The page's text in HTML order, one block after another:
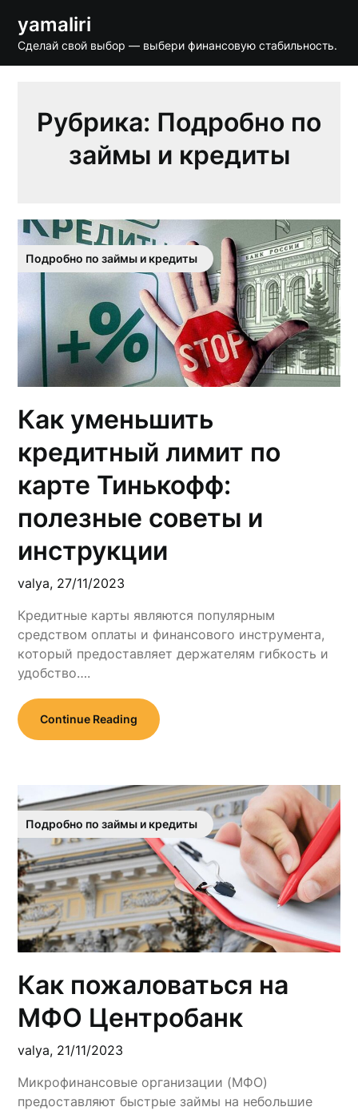
content
yamaliri
Сделай свой выбор — выбери финансовую стабильность.
Рубрика: Подробно по
займы и кредиты
Подробно по займы и кредиты
Как уменьшить
кредитный лимит по
карте Тинькофф:
полезные советы и
инструкции
valya, 27/11/2023
Кредитные карты являются популярным
средством оплаты и финансового инструмента,
который предоставляет держателям гибкость и
удобство….
Continue Reading
Подробно по займы и кредиты
Как пожаловаться на
МФО Центробанк
valya, 21/11/2023
Микрофинансовые организации (МФО)
предоставляют быстрые займы на небольшие